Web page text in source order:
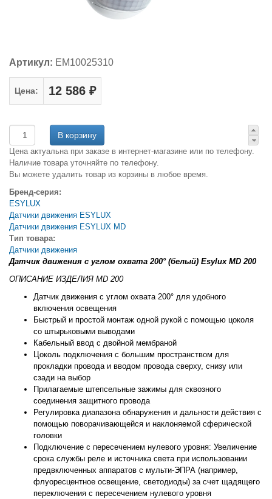
Артикул: EM10025310
Цена: 12 586 ₽
Цена актуальна при заказе в интернет-магазине или по телефону.
Наличие товара уточняйте по телефону.
Вы можете удалить товар из корзины в любое время.
Бренд-серия:
ESYLUX
Датчики движения ESYLUX
Датчики движения ESYLUX MD
Тип товара:
Датчики движения
Датчик движения с углом охвата 200° (белый) Esylux MD 200
ОПИСАНИЕ ИЗДЕЛИЯ MD 200
Датчик движения с углом охвата 200° для удобного
включения освещения
Быстрый и простой монтаж одной рукой с помощью цоколя
со штырьковыми выводами
Кабельный ввод с двойной мембраной
Цоколь подключения с большим пространством для
прокладки провода и вводом провода сверху, снизу или
сзади на выбор
Прилагаемые штепсельные зажимы для сквозного
соединения защитного провода
Регулировка диапазона обнаружения и дальности действия с
помощью поворачивающейся и наклоняемой сферической
головки
Подключение с пересечением нулевого уровня: Увеличение
срока службы реле и источника света при использовании
предвключенных аппаратов с мульти-ЭПРА (например,
флуоресцентное освещение, светодиоды) за счет щадящего
переключения с пересечением нулевого уровня